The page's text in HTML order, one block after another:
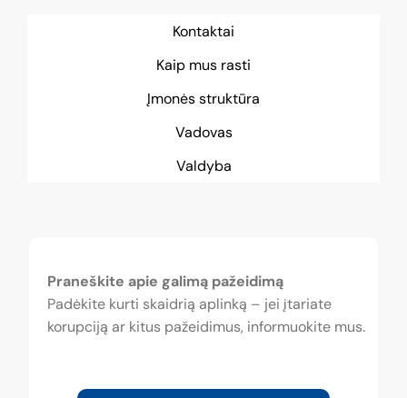
Kontaktai
Kaip mus rasti
Įmonės struktūra
Vadovas
Valdyba
Praneškite apie galimą pažeidimą
Padėkite kurti skaidrią aplinką – jei įtariate
korupciją ar kitus pažeidimus, informuokite mus.